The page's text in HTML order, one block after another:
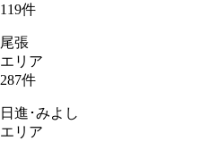
119件
尾張
エリア
287件
日進･みよし
エリア